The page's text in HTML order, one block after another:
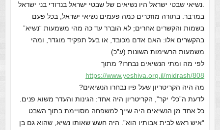
.נשיאי שבטי ישראל היו נשיאים של שבטי ישראל בנדודי בני ישראל
במדבר. בתורה מוזכרים כמה פעמים נשיאי ישראל, בכל פעם
בשמות והקשרים אחרים; לא הוברר עד כה מהי משמעות “נשיא”
בהקשרים אלו: האם אדם מכובד, או בעל תפקיד מוגדר, ומהי
משמעות הרשימות השונות (ע”כ)
לפי מה ומתי הנשיאים נבחרו? מתוך
https://www.yeshiva.org.il/midrash/808
מה היה הקריטריון שעל פיו נבחרו הנשיאים?
לדעת ה”כלי יקר”, הקריטריון היה אחד: הגינות והעדר משוא פנים.
כל אחד מן הנשיאים היה שייך למשפחה מסויימת בתוך השבט.
“איש ראש לבית אבותיו הוא”. היה חשש שאותו נשיא, שהוא גם בן